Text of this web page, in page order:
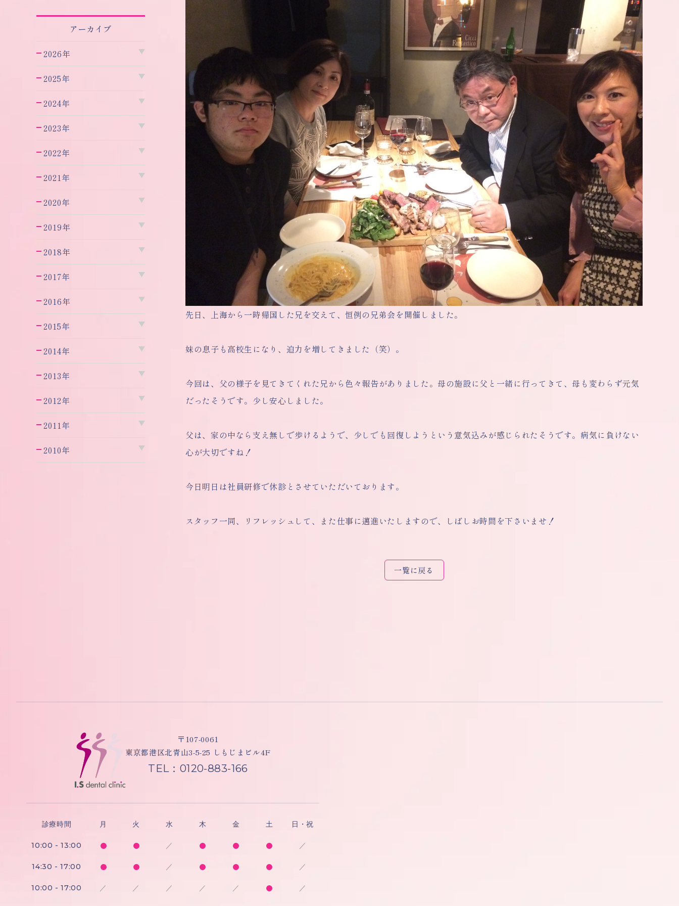
アーカイブ
2026年
2025年
2024年
2023年
2022年
2021年
2020年
2019年
2018年
2017年
2016年
2015年
2014年
2013年
2012年
2011年
2010年
先日、上海から一時帰国した兄を交えて、恒例の兄弟会を開催しました。
妹の息子も高校生になり、迫力を増してきました（笑）。
今回は、父の様子を見てきてくれた兄から色々報告がありました。母の施設に父と一緒に行ってきて、母も変わらず元気
だったそうです。少し安心しました。
父は、家の中なら支え無しで歩けるようで、少しでも回復しようという意気込みが感じられたそうです。病気に負けない
心が大切ですね！
今日明日は社員研修で休診とさせていただいております。
スタッフ一同、リフレッシュして、また仕事に邁進いたしますので、しばしお時間を下さいませ！
一覧に戻る
〒107-0061
東京都港区北青山3-5-25 しもじまビル4F
TEL：0120-883-166
診療時間 月 火 水 木 金 土 日・祝
10:00 - 13:00 ／ ／
14:30 - 17:00 ／ ／
10:00 - 17:00 ／ ／ ／ ／ ／ ／